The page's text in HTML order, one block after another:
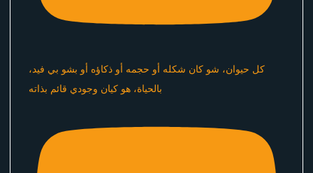
كل حيوان، شو كان شكله أو حجمه أو ذكاؤه أو بشو بي فيد،
بالحياة، هو كيان وجودي قائم بذاته